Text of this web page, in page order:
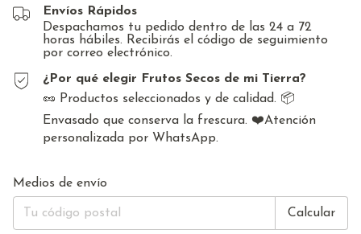
Envíos Rápidos
Despachamos tu pedido dentro de las 24 a 72
horas hábiles. Recibirás el código de seguimiento
por correo electrónico.
¿Por qué elegir Frutos Secos de mi Tierra?
🥜 Productos seleccionados y de calidad. 📦
Envasado que conserva la frescura. ❤️Atención
personalizada por WhatsApp.
Entregas para el CP:
Medios de envío
Calcular